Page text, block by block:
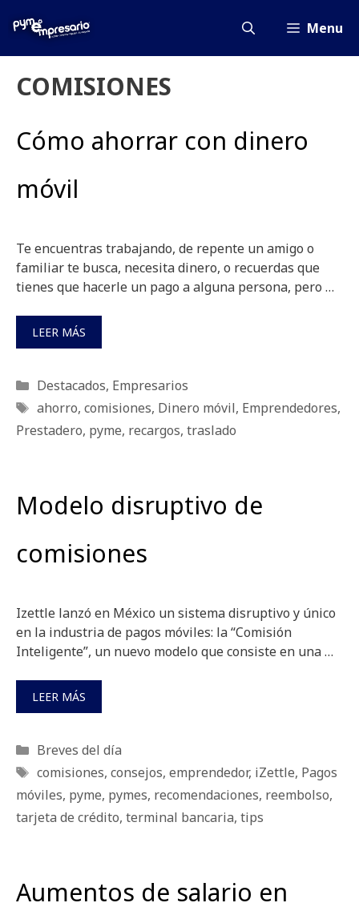
Menu
COMISIONES
Cómo ahorrar con dinero
móvil
Te encuentras trabajando, de repente un amigo o
familiar te busca, necesita dinero, o recuerdas que
tienes que hacerle un pago a alguna persona, pero …
LEER MÁS
Categorías
Destacados, Empresarios
Etiquetas
ahorro, comisiones, Dinero móvil, Emprendedores,
Prestadero, pyme, recargos, traslado
Modelo disruptivo de
comisiones
Izettle lanzó en México un sistema disruptivo y único
en la industria de pagos móviles: la “Comisión
Inteligente”, un nuevo modelo que consiste en una …
LEER MÁS
Categorías
Breves del día
Etiquetas
comisiones, consejos, emprendedor, iZettle, Pagos
móviles, pyme, pymes, recomendaciones, reembolso,
tarjeta de crédito, terminal bancaria, tips
Aumentos de salario en